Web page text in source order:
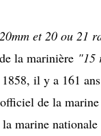
et 20 ou 21
la marinière "15
il y a 161
de la
marine